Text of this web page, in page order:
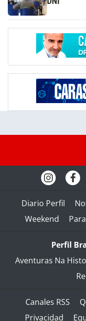
Diario Perfil
Weekend
Perfil
Aventuras Na
Canales RSS
Privacidad